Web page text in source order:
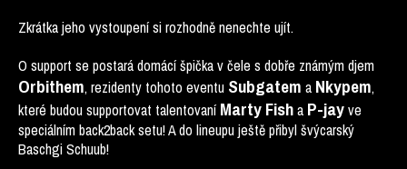
Zkrátka jeho vystoupení si rozhodně nenechte ujít.
O support se postará domácí špička v čele s dobře známým djem
Orbithem, rezidenty tohoto eventu Subgatem a Nkypem,
které budou supportovat talentovaní Marty Fisha P-jayve
speciálním back2back setu! A do lineupu ještě přibyl švýcarský
Baschgi Schuub!